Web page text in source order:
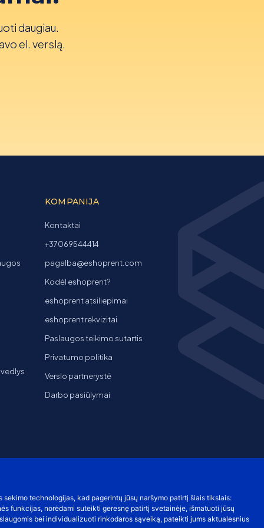
sekimo technologijas, kad pagerintų jūsų naršymo patirtį šiais tikslais:
funkcijas, norėdami suteikti geresnę patirtį svetainėje, išmatuoti jūsų
bei individualizuoti rinkodaros sąveiką, pateikti jums aktualesnius
daugiau.
el. verslą.
KOMPANIJA
Kontaktai
+37069544414
pagalba@eshoprent.com
Kodėl eshoprent?
eshoprent atsiliepimai
eshoprent rekvizitai
Paslaugos teikimo sutartis
Privatumo politika
Verslo partnerystė
Darbo pasiūlymai